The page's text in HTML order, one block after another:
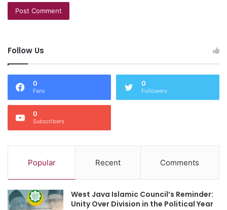
Follow Us
0
Fans
0
Followers
0
Subscribers
Popular Recent Comments
West Java Islamic Council’s Reminder:
Unity Over Division in the Political Year